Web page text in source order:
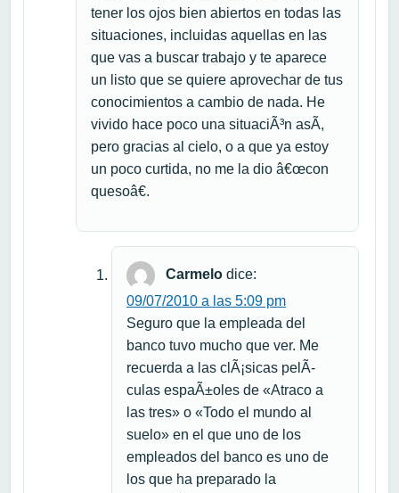
tener los ojos bien abiertos en todas las
situaciones, incluidas aquellas en las
que vas a buscar trabajo y te aparece
un listo que se quiere aprovechar de tus
conocimientos a cambio de nada. He
vivido hace poco una situaciÃ³n asÃ­,
pero gracias al cielo, o a que ya estoy
un poco curtida, no me la dio â€œcon
quesoâ€.
Carmelo dice:
09/07/2010 a las 5:09 pm
Seguro que la empleada del
banco tuvo mucho que ver. Me
recuerda a las clÃ¡sicas pelÃ­
culas espaÃ±oles de «Atraco a
las tres» o «Todo el mundo al
suelo» en el que uno de los
empleados del banco es uno de
los que ha preparado la